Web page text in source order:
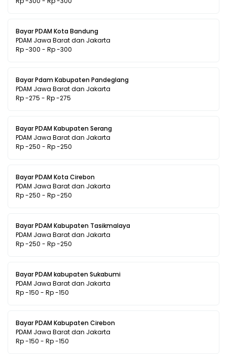
Bayar PDAM Kota Bandung
PDAM Jawa Barat dan Jakarta
Rp -300 - Rp -300
Bayar Pdam Kabupaten Pandeglang
PDAM Jawa Barat dan Jakarta
Rp -275 - Rp -275
Bayar PDAM Kabupaten Serang
PDAM Jawa Barat dan Jakarta
Rp -250 - Rp -250
Bayar PDAM Kota Cirebon
PDAM Jawa Barat dan Jakarta
Rp -250 - Rp -250
Bayar PDAM Kabupaten Tasikmalaya
PDAM Jawa Barat dan Jakarta
Rp -250 - Rp -250
Bayar PDAM kabupaten Sukabumi
PDAM Jawa Barat dan Jakarta
Rp -150 - Rp -150
Bayar PDAM Kabupaten Cirebon
PDAM Jawa Barat dan Jakarta
Rp -150 - Rp -150